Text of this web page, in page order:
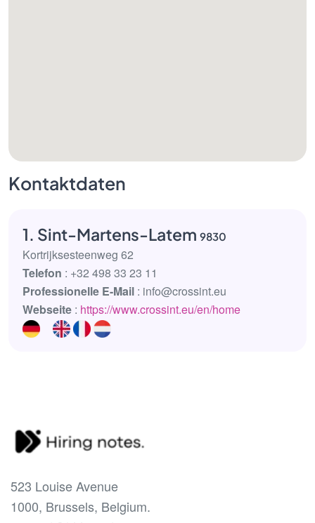
Kontaktdaten
1. Sint-Martens-Latem 9830
Kortrijksesteenweg 62
Telefon : +32 498 33 23 11
Professionelle E-Mail : info@crossint.eu
Webseite : https://www.crossint.eu/en/home
523 Louise Avenue
1000, Brussels, Belgium.